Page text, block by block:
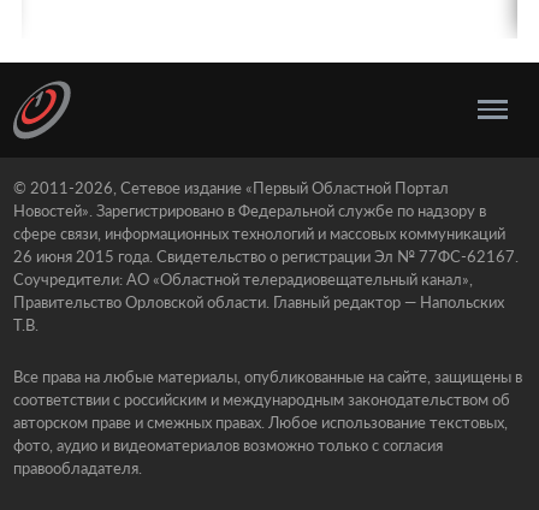
© 2011-2026, Сетевое издание «Первый Областной Портал
Новостей». Зарегистрировано в Федеральной службе по надзору в
сфере связи, информационных технологий и массовых коммуникаций
26 июня 2015 года. Свидетельство о регистрации Эл № 77ФС-62167.
Соучредители: АО «Областной телерадиовещательный канал»,
Правительство Орловской области. Главный редактор — Напольских
Т.В.
Все права на любые материалы, опубликованные на сайте, защищены в
соответствии с российским и международным законодательством об
авторском праве и смежных правах. Любое использование текстовых,
фото, аудио и видеоматериалов возможно только с согласия
правообладателя.